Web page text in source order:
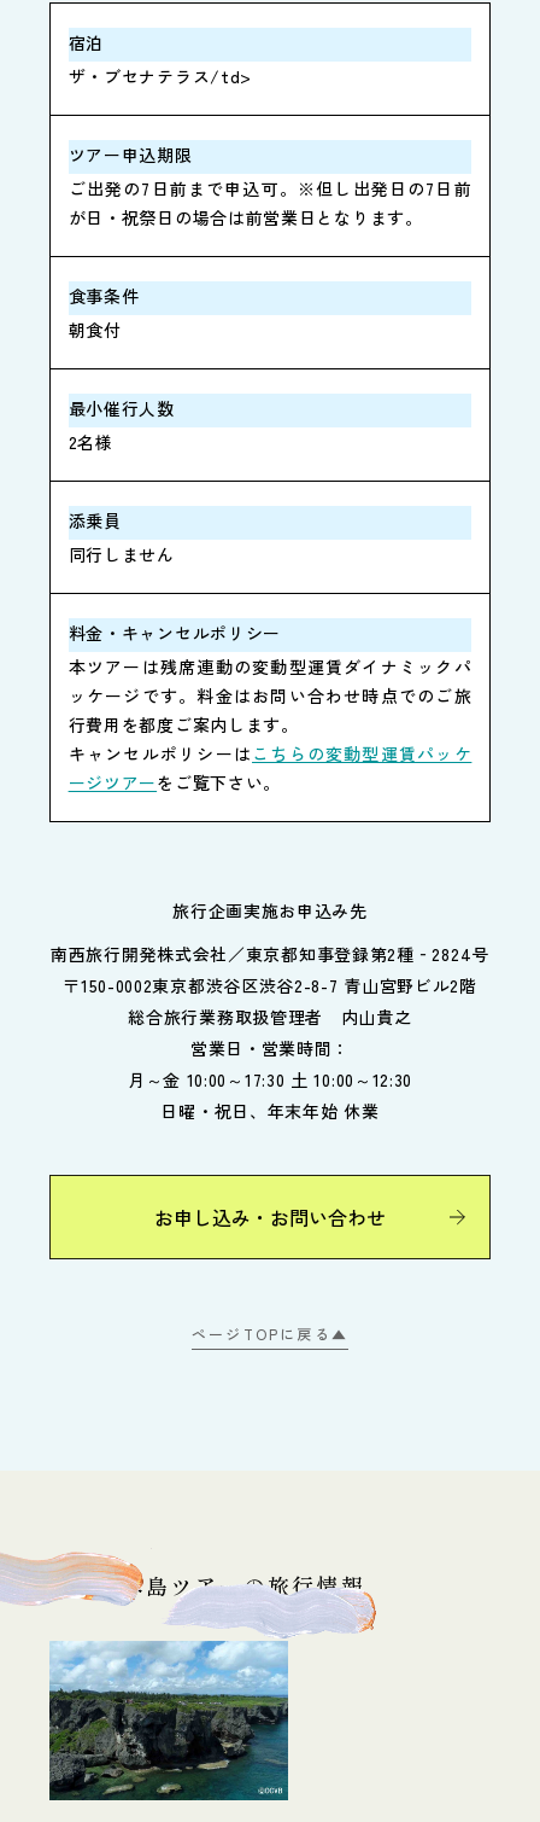
宿泊
ザ・ブセナテラス/td>
ツアー申込期限
ご出発の7日前まで申込可。 ※但し出発日の7日前
が日・祝祭日の場合は前営業日となります。
食事条件
朝食付
最小催行人数
2名様
添乗員
同行しません
料金・キャンセルポリシー
本ツアーは残席連動の変動型運賃ダイナミックパ
ッケージです。料金はお問い合わせ時点でのご旅
行費用を都度ご案内します。
キャンセルポリシーは こちらの変動型運賃パッケ
ージツアーをご覧下さい。
旅行企画実施お申込み先
南西旅行開発株式会社／東京都知事登録第2種‐2824号
〒150-0002東京都渋谷区渋谷2-8-7 青山宮野ビル2階
総合旅行業務取扱管理者 内山貴之
営業日・営業時間：
月～金 10:00～17:30 土 10:00～12:30
日曜・祝日、年末年始 休業
お申し込み・お問い合わせ
ページTOPに戻る▲
他沖縄本島ツアーの旅行情報